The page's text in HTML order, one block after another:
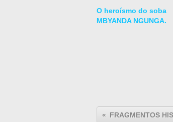
O heroísmo do soba
MBYANDA NGUNGA.